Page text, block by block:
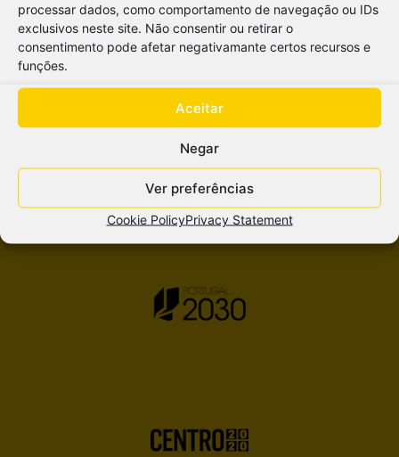
processar dados, como comportamento de navegação ou IDs
exclusivos neste site. Não consentir ou retirar o
consentimento pode afetar negativamante certos recursos e
funções.
Aceitar
Negar
Ver preferências
Cookie PolicyPrivacy Statement
Privacy Policy
Cookies Policy
Site map